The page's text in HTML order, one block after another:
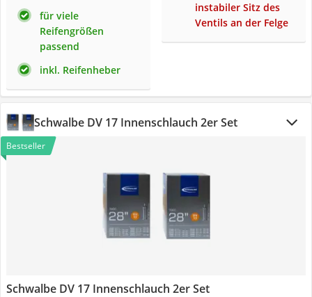
für viele
Reifengrößen
passend
inkl. Reifenheber
instabiler Sitz des
Ventils an der Felge
Schwalbe DV 17 Innenschlauch 2er Set
Bestseller
Schwalbe DV 17 Innenschlauch 2er Set